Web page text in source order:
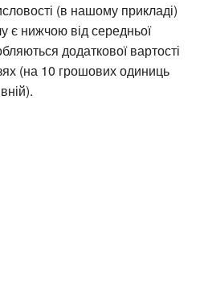
(в нашому прикладі)
є нижчою від середньої
додаткової вартості
(на 10 грошових одиниць